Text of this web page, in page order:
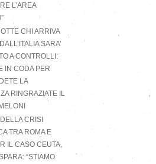
L’AREA
CHI ARRIVA
SARA’
A CONTROLLI:
IN CODA PER
LA
RINGRAZIATE IL
CRISI
TRA ROMA E
IL CASO CEUTA,
“STIAMO